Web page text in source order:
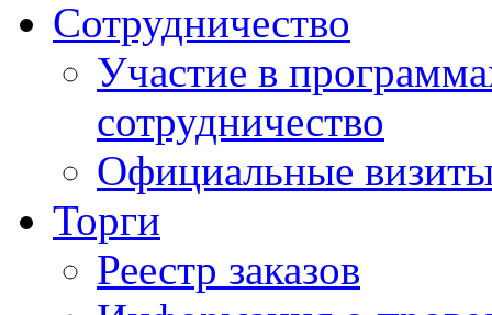
Сотрудничество
Участие в
сотрудничество
Официальные
Торги
Реестр заказов